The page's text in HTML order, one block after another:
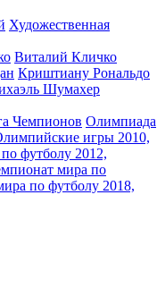
Художественная
Виталий Кличко
Криштиану Рональдо
Шумахер
Чемпионов Олимпиада
игры 2010,
футболу 2012,
мира по
по футболу 2018,